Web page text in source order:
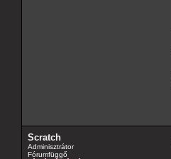
Scratch
Adminisztrátor
Fórumfüggő